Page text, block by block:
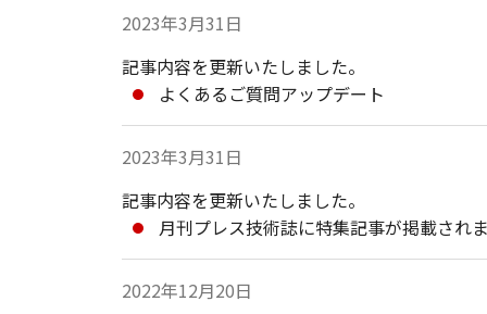
2023年3月31日
記事内容を更新いたしました。
よくあるご質問アップデート
2023年3月31日
記事内容を更新いたしました。
月刊プレス技術誌に特集記事が掲載され
2022年12月20日